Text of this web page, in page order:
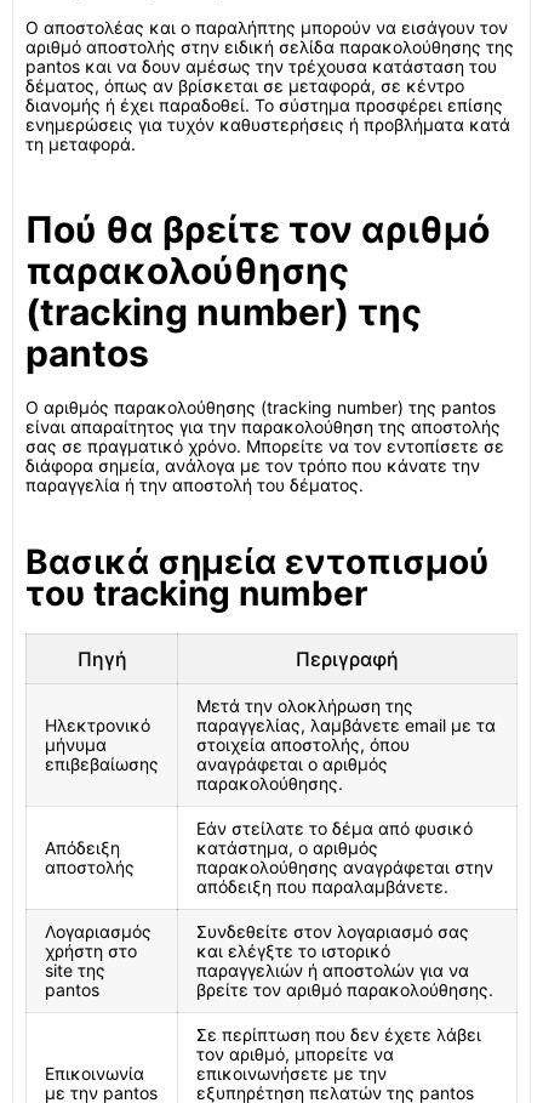
Ο αποστολέας και ο παραλήπτης μπορούν να εισάγουν τον
αριθμό αποστολής στην ειδική σελίδα παρακολούθησης της
pantos και να δουν αμέσως την τρέχουσα κατάσταση του
δέματος, όπως αν βρίσκεται σε μεταφορά, σε κέντρο
διανομής ή έχει παραδοθεί. Το σύστημα προσφέρει επίσης
ενημερώσεις για τυχόν καθυστερήσεις ή προβλήματα κατά
τη μεταφορά.
Πού θα βρείτε τον αριθμό
παρακολούθησης
(tracking number) της
pantos
Ο αριθμός παρακολούθησης (tracking number) της pantos
είναι απαραίτητος για την παρακολούθηση της αποστολής
σας σε πραγματικό χρόνο. Μπορείτε να τον εντοπίσετε σε
διάφορα σημεία, ανάλογα με τον τρόπο που κάνατε την
παραγγελία ή την αποστολή του δέματος.
Βασικά σημεία εντοπισμού
του tracking number
Πηγή Περιγραφή
Ηλεκτρονικό
μήνυμα
επιβεβαίωσης
Μετά την ολοκλήρωση της
παραγγελίας, λαμβάνετε email με τα
στοιχεία αποστολής, όπου
αναγράφεται ο αριθμός
παρακολούθησης.
Απόδειξη
αποστολής
Εάν στείλατε το δέμα από φυσικό
κατάστημα, ο αριθμός
παρακολούθησης αναγράφεται στην
απόδειξη που παραλαμβάνετε.
Λογαριασμός
χρήστη στο
site της
pantos
Συνδεθείτε στον λογαριασμό σας
και ελέγξτε το ιστορικό
παραγγελιών ή αποστολών για να
βρείτε τον αριθμό παρακολούθησης.
Επικοινωνία
με την pantos
Σε περίπτωση που δεν έχετε λάβει
τον αριθμό, μπορείτε να
επικοινωνήσετε με την
εξυπηρέτηση πελατών της pantos